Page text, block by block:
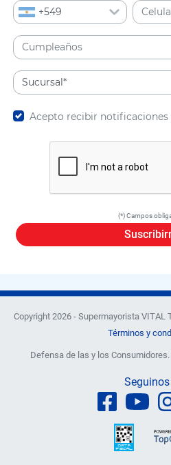
Acepto recibir
(*) Campos
Copyright 2026 - Supermayorista VITAL
Términos y
Defensa de las y los
Seguinos